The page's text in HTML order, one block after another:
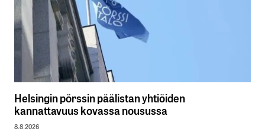
Helsingin pörssin päälistan yhtiöiden
kannattavuus kovassa nousussa
8.8.2026